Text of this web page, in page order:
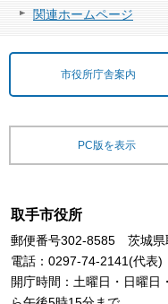
関連ホームページ
市役所庁舎案内
PC版を表示
取手市役所
郵便番号302-8585 茨城県
電話：0297-74-2141(代
開庁時間：土曜日・日曜日